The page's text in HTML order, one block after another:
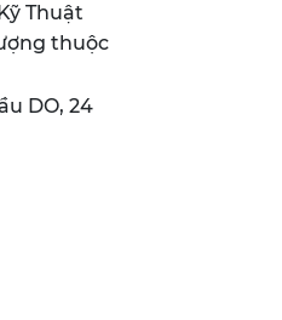
Thuật
thuộc
DO, 24